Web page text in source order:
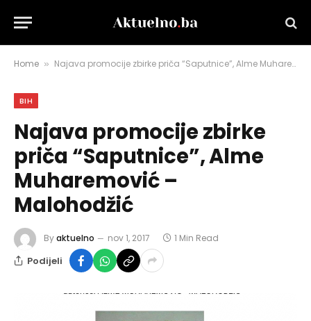
Home » Najava promocije zbirke priča “Saputnice”, Alme Muharemović – Malohodžić
BIH
Najava promocije zbirke
priča “Saputnice”, Alme
Muharemović –
Malohodžić
Byaktuelno nov 1, 2017 1 Min Read
Podijeli